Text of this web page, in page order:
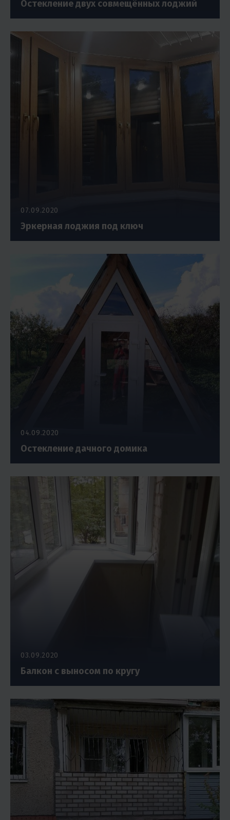
Остекление двух совмещённых лоджий
07.09.2020
Эркерная лоджия под ключ
04.09.2020
Остекление дачного домика
03.09.2020
Балкон с выносом по кругу